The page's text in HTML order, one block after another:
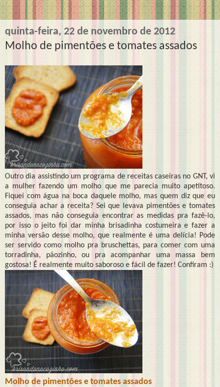
quinta-feira, 22 de novembro de 2012
Molho de pimentões e tomates assados
Outro dia assistindo um programa de receitas caseiras no GNT, vi
a mulher fazendo um molho que me parecia muito apetitoso.
Fiquei com água na boca daquele molho, mas quem diz que eu
conseguia achar a receita? Sei que levava pimentões e tomates
assados, mas não conseguia encontrar as medidas pra fazê-lo,
por isso o jeito foi dar minha brisadinha costumeira e fazer a
minha versão desse molho, que realmente é uma delícia! Pode
ser servido como molho pra bruschettas, para comer com uma
torradinha, pãozinho, ou pra acompanhar uma massa bem
gostosa! É realmente muito saboroso e fácil de fazer! Confiram :)
Molho de pimentões e tomates assados